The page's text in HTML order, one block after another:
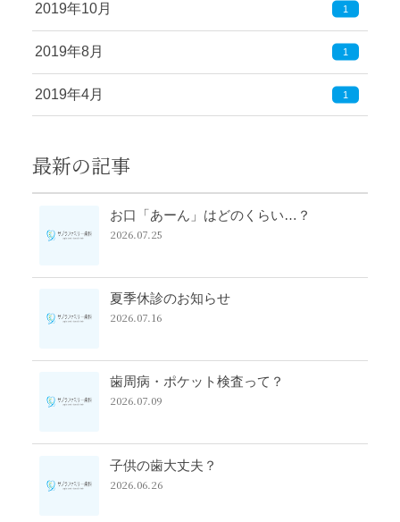
2019年10月 1
2019年8月 1
2019年4月 1
最新の記事
お口「あーん」はどのくらい…？
2026.07.25
夏季休診のお知らせ
2026.07.16
歯周病・ポケット検査って？
2026.07.09
子供の歯大丈夫？
2026.06.26